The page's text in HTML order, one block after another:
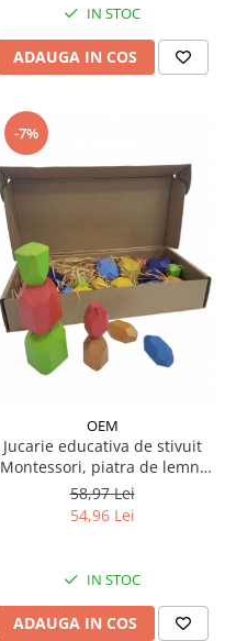
IN STOC
ADAUGA IN COS
-7%
OEM
Jucarie educativa de stivuit
Montessori, piatra de lemn,
30 piese
58,97 Lei
54,96 Lei
IN STOC
ADAUGA IN COS